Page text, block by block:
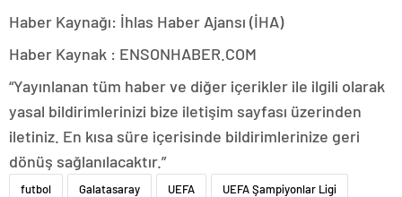
Haber Kaynağı: İhlas Haber Ajansı (İHA)
Haber Kaynak : ENSONHABER.COM
“Yayınlanan tüm haber ve diğer içerikler ile ilgili olarak
yasal bildirimlerinizi bize iletişim sayfası üzerinden
iletiniz. En kısa süre içerisinde bildirimlerinize geri
dönüş sağlanılacaktır.”
futbol Galatasaray UEFA UEFA Şampiyonlar Ligi